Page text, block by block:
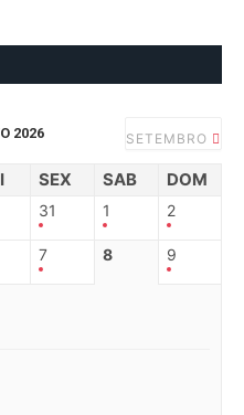
2026 SETEMBRO
SEX SAB DOM
31 1 2
7 8 9